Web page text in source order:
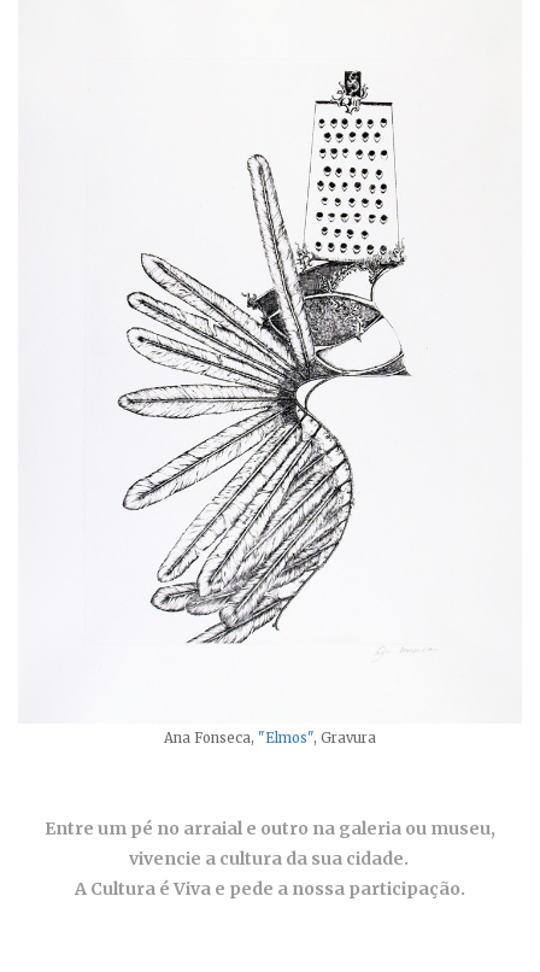
Ana Fonseca, "Elmos", Gravura
Entre um pé no arraial e outro na galeria ou museu,
vivencie a cultura da sua cidade.
A Cultura é Viva e pede a nossa participação.